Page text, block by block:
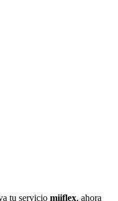
tu servicio miiflex, ahora